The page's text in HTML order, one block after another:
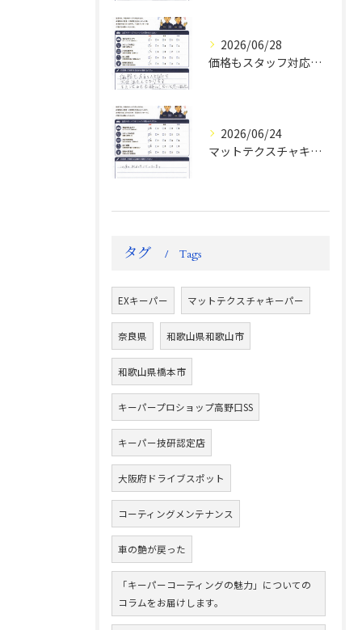
2026/06/28
価格もスタッフ対応も大変満足！ランドクルーザーFJお客様の声
2026/06/24
マットテクスチャキーパー施工後のお客様の声
タグ Tags
EXキーパー マットテクスチャキーパー
奈良県 和歌山県和歌山市
和歌山県橋本市
キーパープロショップ高野口SS
キーパー技研認定店
大阪府ドライブスポット
コーティングメンテナンス
車の艶が戻った
「キーパーコーティングの魅力」についての
コラムをお届けします。